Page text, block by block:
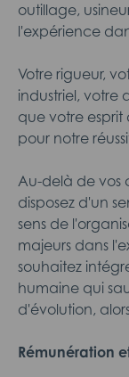
outillage,
l'expérience
Votre rigueur,
industriel, votre
que votre esprit
pour notre
Au-delà de vos
disposez d'un
sens de
majeurs dans
souhaitez
humaine qui
d'évolution,
Rémunération